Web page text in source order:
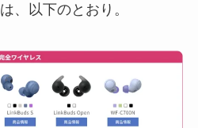
、以下のとおり。